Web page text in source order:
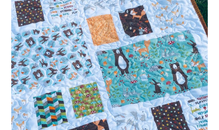
Versandarten
Warenkorb
Widerrufsbelehrung
Zahlungsarten